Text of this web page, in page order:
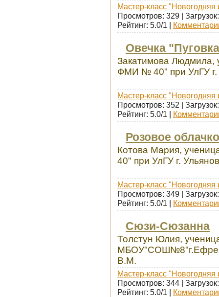
Мастер-класс
Просмотров: 329 |
Рейтинг: 5.0/1 |
Овечка
Закатимова Людмила,
ФМИ № 40" при УлГУ г.
Мастер-класс
Просмотров: 352 |
Рейтинг: 5.0/1 |
Розовое облачко
Котова Мария,
40" при УлГУ г.
Мастер-класс
Просмотров: 349 |
Рейтинг: 5.0/1 |
Сюзи-Сюзанна
Толстун Юлия,
В.М.
Мастер-класс
Просмотров: 344 |
Рейтинг: 5.0/1 |